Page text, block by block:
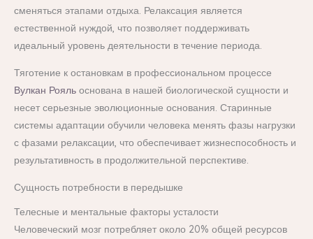
сменяться этапами отдыха. Релаксация является
естественной нуждой, что позволяет поддерживать
идеальный уровень деятельности в течение периода.
Тяготение к остановкам в профессиональном процессе
Вулкан Рояль основана в нашей биологической сущности и
несет серьезные эволюционные основания. Старинные
системы адаптации обучили человека менять фазы нагрузки
с фазами релаксации, что обеспечивает жизнеспособность и
результативность в продолжительной перспективе.
Сущность потребности в передышке
Телесные и ментальные факторы усталости
Человеческий мозг потребляет около 20% общей ресурсов